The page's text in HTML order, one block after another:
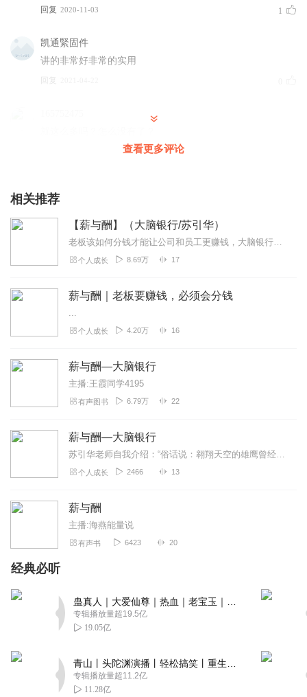
回复 2020-11-03 1
凯通緊固件
讲的非常好非常的实用
回复
已经不错了，刚才听一个，简直脑子要炸了，喜马拉雅，能
不能好好把关
2020-10-13
比较接地气，有实战作用，反对大道理，纸上谈兵
一个问题反复讲，能不能换点新的
2021-01-06
查看更多评论
相关推荐
【薪与酬】（大脑银行/苏引华）
老板该如何分钱才能让公司和员工更赚钱，大脑银行学习苏老师的经营智慧，让你带团队学会分钱分权，早日找到管理薪酬的机制与方法。请大家给一些月票支持！主播不胜感激！
个人成长 8.69万 17
薪与酬｜老板要赚钱，必须会分钱
...
个人成长 4.20万 16
薪与酬—大脑银行
主播:王霞同学4195
有声图书 6.79万 22
薪与酬—大脑银行
苏引华老师自我介绍：“俗话说：翱翔天空的雄鹰曾经只是一颗卵蛋，参天大树曾经只是一粒种子，盖世的英雄曾经也只是一个孩童！”1982年生于福建福安的我，小时候以为自...
个人成长 2466 13
薪与酬
主播:海燕能量说
有声书 6423 20
经典必听
专辑播放量超19.5亿
19.05亿
专辑播放量超11.2亿
11.28亿